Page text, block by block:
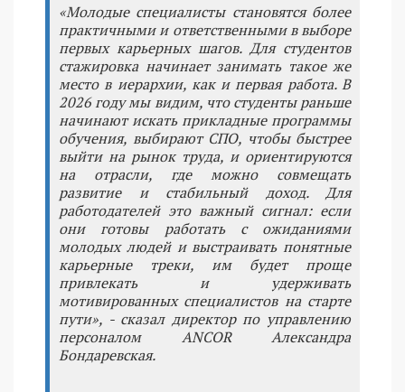
«Молодые специалисты становятся более
практичными и ответственными в выборе
первых карьерных шагов. Для студентов
стажировка начинает занимать такое же
место в иерархии, как и первая работа. В
2026 году мы видим, что студенты раньше
начинают искать прикладные программы
обучения, выбирают СПО, чтобы быстрее
выйти на рынок труда, и ориентируются
на отрасли, где можно совмещать
развитие и стабильный доход. Для
работодателей это важный сигнал: если
они готовы работать с ожиданиями
молодых людей и выстраивать понятные
карьерные треки, им будет проще
привлекать и удерживать
мотивированных специалистов на старте
пути», - сказал директор по управлению
персоналом ANCOR Александра
Бондаревская.